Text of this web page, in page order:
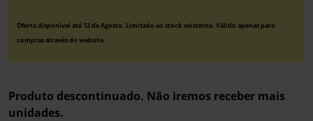
Oferta disponível até 12 de Agosto. Limitado ao stock existente. Válido apenas para
compras através do website.
Produto descontinuado. Não iremos receber mais
unidades.